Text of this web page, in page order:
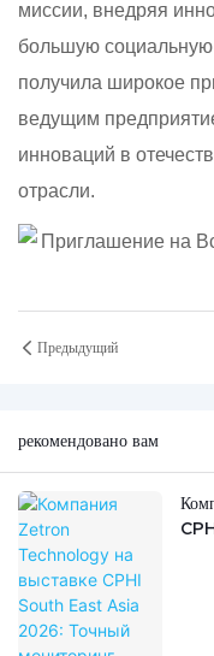
миссии, внедряя
большую
получила широкое
ведущим
инноваций в
отрасли.
Предыдущий
рекомендовано вам